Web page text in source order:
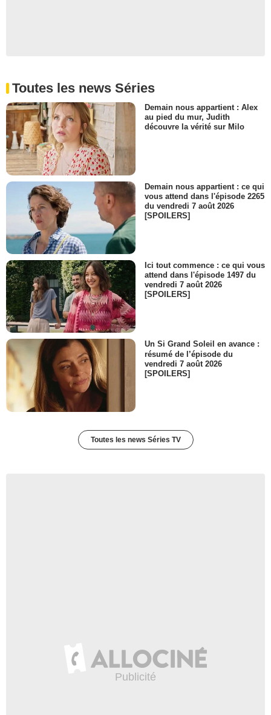
Toutes les news Séries
Demain nous appartient : Alex
au pied du mur, Judith
découvre la vérité sur Milo
Demain nous appartient : ce qui
vous attend dans l'épisode 2265
du vendredi 7 août 2026
[SPOILERS]
Ici tout commence : ce qui vous
attend dans l'épisode 1497 du
vendredi 7 août 2026
[SPOILERS]
Un Si Grand Soleil en avance :
résumé de l’épisode du
vendredi 7 août 2026
[SPOILERS]
Toutes les news Séries TV